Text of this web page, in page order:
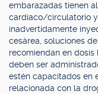
embarazadas tienen
cardíaco/circulatorio
inadvertidamente
cesárea, soluciones
recomiendan en dosis
deben ser
estén capacitados en
relacionada con la